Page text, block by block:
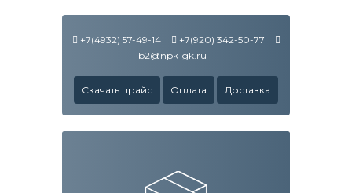
+7(4932) 57-49-14
+7(920) 342-50-77
b2@npk-gk.ru
Скачать прайс Оплата Доставка